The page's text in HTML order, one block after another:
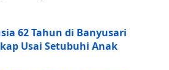
62 Tahun di Banyusari
Usai Setubuhi Anak